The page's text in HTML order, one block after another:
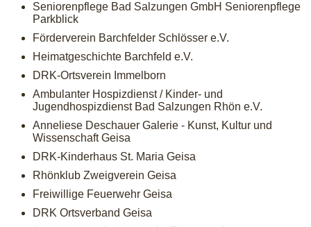
Seniorenpflege Bad Salzungen GmbH Seniorenpflege
Parkblick
Förderverein Barchfelder Schlösser e.V.
Heimatgeschichte Barchfeld e.V.
DRK-Ortsverein Immelborn
Ambulanter Hospizdienst / Kinder- und
Jugendhospizdienst Bad Salzungen Rhön e.V.
Anneliese Deschauer Galerie - Kunst, Kultur und
Wissenschaft Geisa
DRK-Kinderhaus St. Maria Geisa
Rhönklub Zweigverein Geisa
Freiwillige Feuerwehr Geisa
DRK Ortsverband Geisa